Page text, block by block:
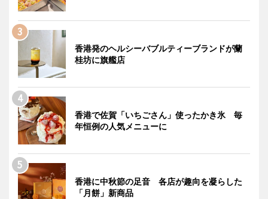
香港発のヘルシーバブルティーブランドが蘭
桂坊に旗艦店
香港で佐賀「いちごさん」使ったかき氷 毎
年恒例の人気メニューに
香港に中秋節の足音 各店が趣向を凝らした
「月餅」新商品